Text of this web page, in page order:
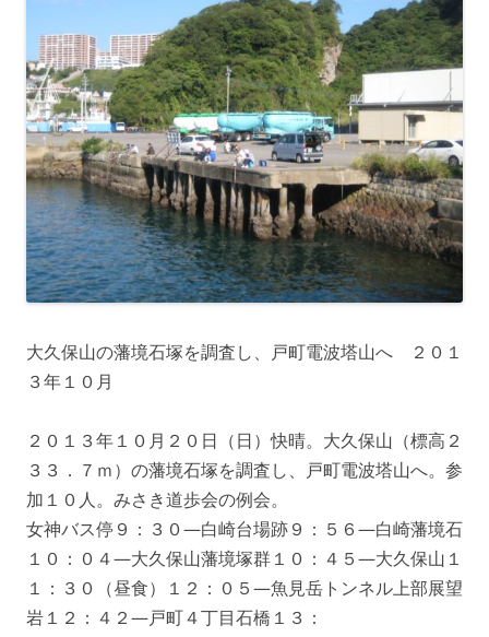
大久保山の藩境石塚を調査し、戸町電波塔山へ ２０１
３年１０月
２０１３年１０月２０日（日）快晴。大久保山（標高２
３３．７ｍ）の藩境石塚を調査し、戸町電波塔山へ。参
加１０人。みさき道歩会の例会。
女神バス停９：３０—白崎台場跡９：５６—白崎藩境石
１０：０４—大久保山藩境塚群１０：４５—大久保山１
１：３０（昼食）１２：０５—魚見岳トンネル上部展望
岩１２：４２—戸町４丁目石橋１３：